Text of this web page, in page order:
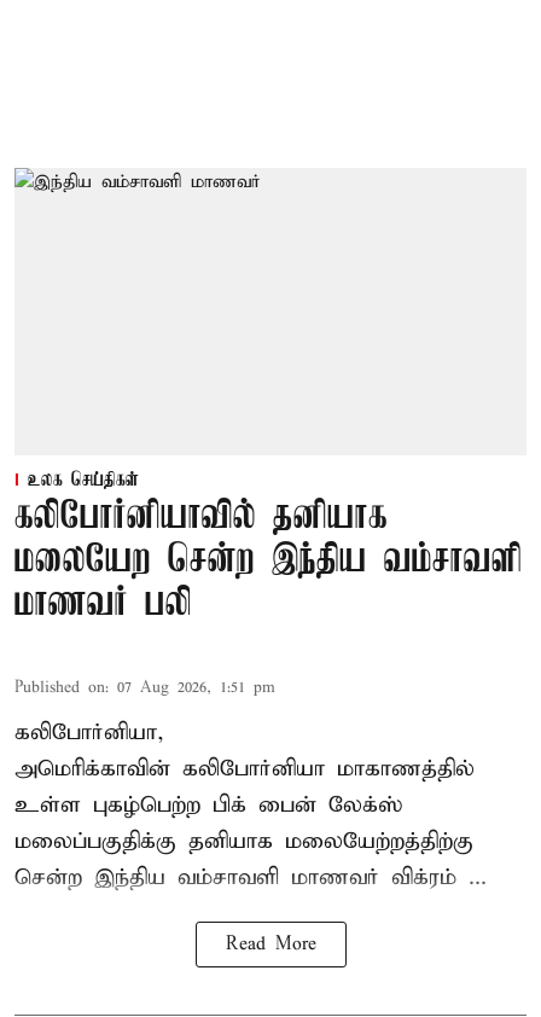
உலக செய்திகள்
கலிபோர்னியாவில் தனியாக
மலையேற சென்ற இந்திய வம்சாவளி
மாணவர் பலி
Published on: 07 Aug 2026, 1:51 pm
கலிபோர்னியா,
அமெரிக்காவின் கலிபோர்னியா மாகாணத்தில்
உள்ள புகழ்பெற்ற பிக் பைன் லேக்ஸ்
மலைப்பகுதிக்கு தனியாக மலையேற்றத்திற்கு
சென்ற இந்திய வம்சாவளி மாணவர் விக்ரம் ...
Read More